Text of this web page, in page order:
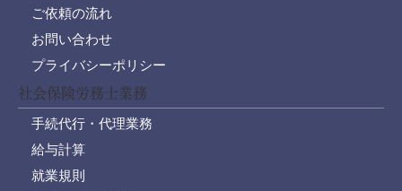
ご依頼の流れ
お問い合わせ
プライバシーポリシー
社会保険労務士業務
手続代行・代理業務
給与計算
就業規則